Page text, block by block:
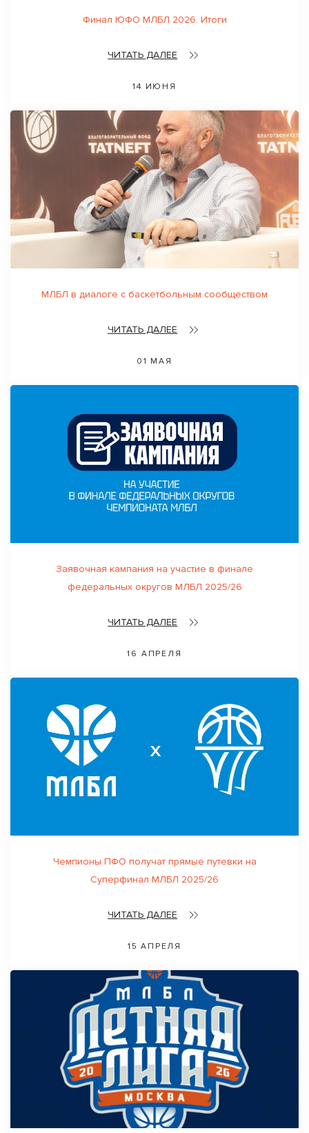
Финал ЮФО МЛБЛ 2026. Итоги
ЧИТАТЬ ДАЛЕЕ
14 ИЮНЯ
МЛБЛ в диалоге с баскетбольным сообществом
ЧИТАТЬ ДАЛЕЕ
01 МАЯ
Заявочная кампания на участие в финале
федеральных округов МЛБЛ 2025/26
ЧИТАТЬ ДАЛЕЕ
16 АПРЕЛЯ
Чемпионы ПФО получат прямые путевки на
Суперфинал МЛБЛ 2025/26
ЧИТАТЬ ДАЛЕЕ
15 АПРЕЛЯ